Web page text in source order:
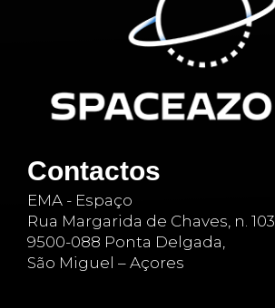
Contactos
EMA - Espaço
Rua Margarida de Chaves, n. 103
9500-088 Ponta Delgada,
São Miguel – Açores